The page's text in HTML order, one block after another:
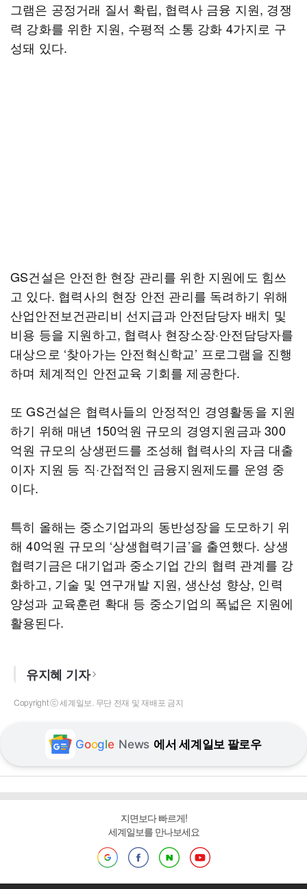
그램은 공정거래 질서 확립, 협력사 금융 지원, 경쟁
력 강화를 위한 지원, 수평적 소통 강화 4가지로 구
성돼 있다.
GS건설은 안전한 현장 관리를 위한 지원에도 힘쓰
고 있다. 협력사의 현장 안전 관리를 독려하기 위해
산업안전보건관리비 선지급과 안전담당자 배치 및
비용 등을 지원하고, 협력사 현장소장·안전담당자를
대상으로 ‘찾아가는 안전혁신학교’ 프로그램을 진행
하며 체계적인 안전교육 기회를 제공한다.
또 GS건설은 협력사들의 안정적인 경영활동을 지원
하기 위해 매년 150억원 규모의 경영지원금과 300
억원 규모의 상생펀드를 조성해 협력사의 자금 대출
이자 지원 등 직·간접적인 금융지원제도를 운영 중
이다.
특히 올해는 중소기업과의 동반성장을 도모하기 위
해 40억원 규모의 ‘상생협력기금’을 출연했다. 상생
협력기금은 대기업과 중소기업 간의 협력 관계를 강
화하고, 기술 및 연구개발 지원, 생산성 향상, 인력
양성과 교육훈련 확대 등 중소기업의 폭넓은 지원에
활용된다.
유지혜 기자
Copyright ⓒ 세계일보. 무단 전재 및 재배포 금지
Google News 에서 세계일보 팔로우
지면보다 빠르게!
세계일보를 만나보세요